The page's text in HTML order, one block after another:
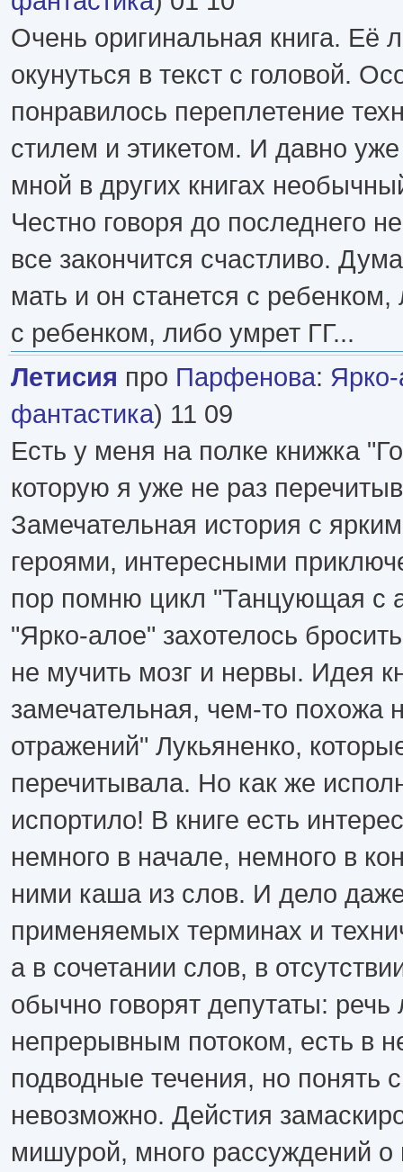
Очень оригинальная книга. Её
окунуться в текст с головой.
понравилось переплетение
стилем и этикетом. И давно
мной в других книгах
Честно говоря до последнего
все закончится счастливо.
мать и он станется с
с ребенком, либо умрет ГГ...
Летисия про Парфенова:
фантастика) 11 09
Есть у меня на полке книжка
которую я уже не раз
Замечательная история с
героями, интересными
пор помню цикл "Танцующая с
"Ярко-алое" захотелось
не мучить мозг и нервы. Идея
замечательная, чем-то похожа
отражений" Лукьяненко,
перечитывала. Но как же
испортило! В книге есть
немного в начале, немного в
ними каша из слов. И дело
применяемых терминах и
а в сочетании слов, в
обычно говорят депутаты: речь
непрерывным потоком, есть в
подводные течения, но понять
невозможно. Дейстия
мишурой, много рассуждений о